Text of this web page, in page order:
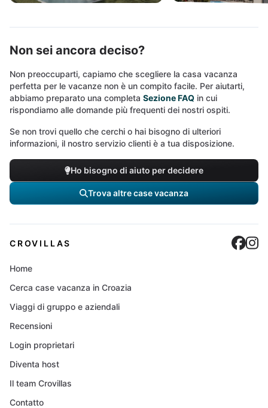
Non sei ancora deciso?
Non preoccuparti, capiamo che scegliere la casa vacanza
perfetta per le vacanze non è un compito facile. Per aiutarti,
abbiamo preparato una completa Sezione FAQ in cui
rispondiamo alle domande più frequenti dei nostri ospiti.
Se non trovi quello che cerchi o hai bisogno di ulteriori
informazioni, il nostro servizio clienti è a tua disposizione.
Ho bisogno di aiuto per decidere
Trova altre case vacanza
CROVILLAS
Home
Cerca case vacanza in Croazia
Viaggi di gruppo e aziendali
Recensioni
Login proprietari
Diventa host
Il team Crovillas
Contatto